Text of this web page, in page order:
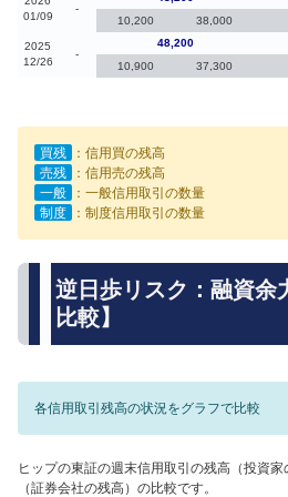
01/09
-
10,200
38,000
2025
12/26
-
48,200
10,900
37,300
買残
：信用買の残高
売残
：信用売の残高
一般
：一般信用取引の数量
制度
：制度信用取引の数量
逆日歩リスク：融資余
比較】
各信用取引残高の状況をグラフで比較
ヒップの東証の週末信用取引の残高（投資
（証券会社の残高）の比較です。